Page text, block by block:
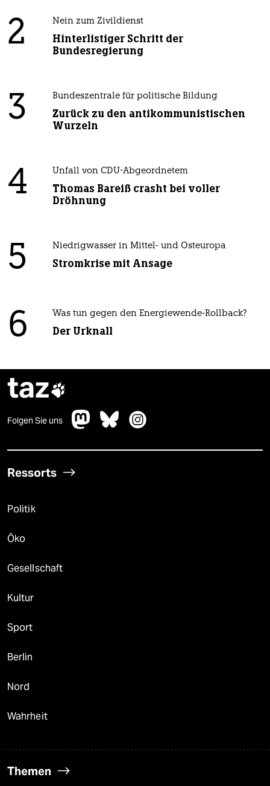
2 Nein zum Zivildienst
Hinterlistiger Schritt der
Bundesregierung
3 Bundeszentrale für politische Bildung
Zurück zu den antikommunistischen
Wurzeln
4 Unfall von CDU-Abgeordnetem
Thomas Bareiß crasht bei voller
Dröhnung
5 Niedrigwasser in Mittel- und Osteuropa
Stromkrise mit Ansage
6 Was tun gegen den Energiewende-Rollback?
Der Urknall
taz
Folgen Sie uns
Ressorts
Politik
Öko
Gesellschaft
Kultur
Sport
Berlin
Nord
Wahrheit
Themen